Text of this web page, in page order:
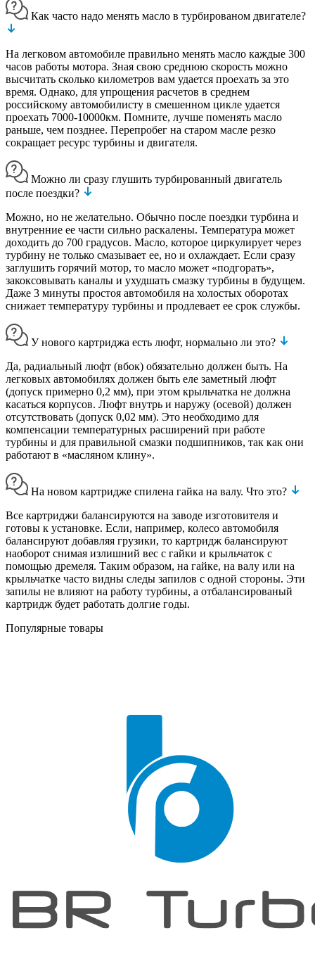
Как часто надо менять масло в турбированом двигателе?
На легковом автомобиле правильно менять масло каждые 300
часов работы мотора. Зная свою среднюю скорость можно
высчитать сколько километров вам удается проехать за это
время. Однако, для упрощения расчетов в среднем
российскому автомобилисту в смешенном цикле удается
проехать 7000-10000км. Помните, лучше поменять масло
раньше, чем позднее. Перепробег на старом масле резко
сокращает ресурс турбины и двигателя.
Можно ли сразу глушить турбированный двигатель
после поездки?
Можно, но не желательно. Обычно после поездки турбина и
внутренние ее части сильно раскалены. Температура может
доходить до 700 градусов. Масло, которое циркулирует через
турбину не только смазывает ее, но и охлаждает. Если сразу
заглушить горячий мотор, то масло может «подгорать»,
закоксовывать каналы и ухудшать смазку турбины в будущем.
Даже 3 минуты простоя автомобиля на холостых оборотах
снижает температуру турбины и продлевает ее срок службы.
У нового картриджа есть люфт, нормально ли это?
Да, радиальный люфт (вбок) обязательно должен быть. На
легковых автомобилях должен быть еле заметный люфт
(допуск примерно 0,2 мм), при этом крыльчатка не должна
касаться корпусов. Люфт внутрь и наружу (осевой) должен
отсутствовать (допуск 0,02 мм). Это необходимо для
компенсации температурных расширений при работе
турбины и для правильной смазки подшипников, так как они
работают в «масляном клину».
На новом картридже спилена гайка на валу. Что это?
Все картриджи балансируются на заводе изготовителя и
готовы к установке. Если, например, колесо автомобиля
балансируют добавляя грузики, то картридж балансируют
наоборот снимая излишний вес с гайки и крыльчаток с
помощью дремеля. Таким образом, на гайке, на валу или на
крыльчатке часто видны следы запилов с одной стороны. Эти
запилы не влияют на работу турбины, а отбалансированый
картридж будет работать долгие годы.
Популярные товары